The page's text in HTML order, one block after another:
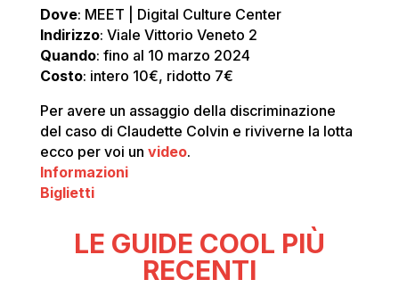
Dove: MEET | Digital Culture Center
Indirizzo: Viale Vittorio Veneto 2
Quando: fino al 10 marzo 2024
Costo: intero 10€, ridotto 7€
Per avere un assaggio della discriminazione
del caso di Claudette Colvin e riviverne la lotta
ecco per voi un video.
Informazioni
Biglietti
LE GUIDE COOL PIÙ
RECENTI